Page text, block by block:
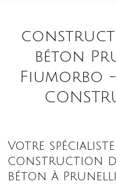
béton
Fiumorbo -
Votre
construction
béton à